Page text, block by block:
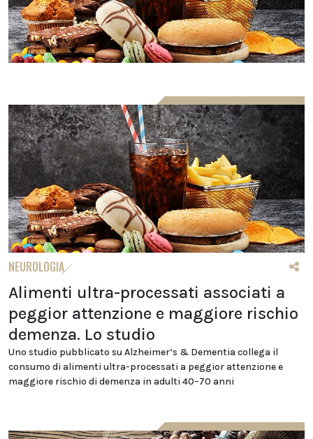
NEUROLOGIA
Alimenti ultra-processati associati a
peggior attenzione e maggiore rischio
demenza. Lo studio
Uno studio pubblicato su Alzheimer’s & Dementia collega il
consumo di alimenti ultra-processati a peggior attenzione e
maggiore rischio di demenza in adulti 40–70 anni